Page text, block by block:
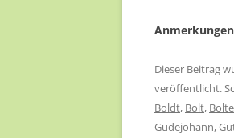
Dieser Beitrag
veröffentlicht.
Boldt, Bolt, Bolte
Gudejohann,